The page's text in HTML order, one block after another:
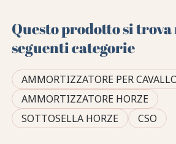
Questo prodotto si
seguenti categorie
AMMORTIZZATORE PER
AMMORTIZZATORE HORZE
SOTTOSELLA HORZE
CSO